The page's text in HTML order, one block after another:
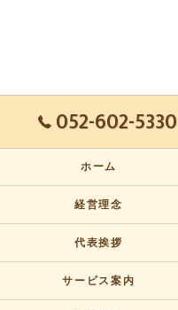
052-602-5330
ホーム
経営理念
代表挨拶
サービス案内